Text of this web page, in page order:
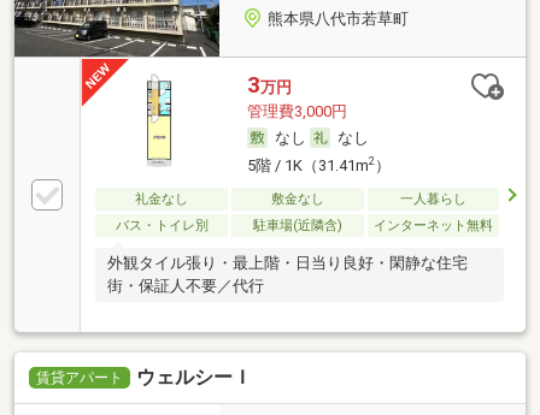
熊本県八代市若草町
3万円
管理費3,000円
なし
なし
5階 / 1K（31.41m2）
礼金なし 敷金なし
一人暮らし
バス・トイレ別
駐車場(近隣含) インターネット無料
外観タイル張り・最上階・日当り良好・閑静な住宅
街・保証人不要／代行
賃貸アパート ウェルシーＩ